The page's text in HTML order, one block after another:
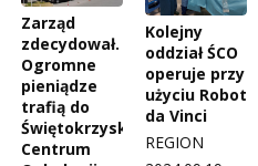
Zarząd
zdecydował.
Ogromne
pieniądze
trafią do
Świętokrzyskiego
Centrum
Kolejny
oddział ŚCO
operuje przy
użyciu Robot
da Vinci
REGION